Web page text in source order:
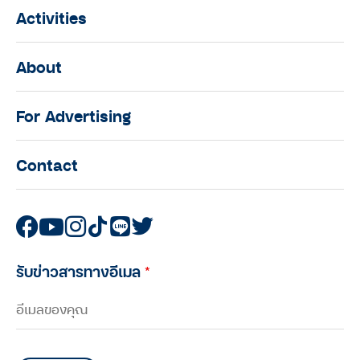
Activities
About
For Advertising
Contact
รับข่าวสารทางอีเมล*